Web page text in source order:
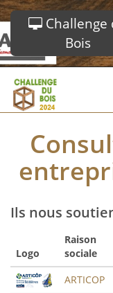
Challenge
Bois
Ils nous
Logo
Raison
sociale
ARTICOP